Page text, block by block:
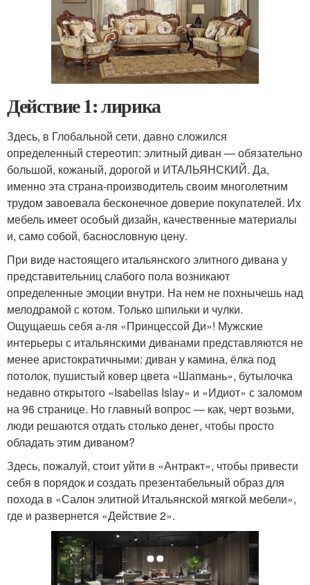
Действие 1: лирика
Здесь, в Глобальной сети, давно сложился
определенный стереотип: элитный диван — обязательно
большой, кожаный, дорогой и ИТАЛЬЯНСКИЙ. Да,
именно эта страна-производитель своим многолетним
трудом завоевала бесконечное доверие покупателей. Их
мебель имеет особый дизайн, качественные материалы
и, само собой, баснословную цену.
При виде настоящего итальянского элитного дивана у
представительниц слабого пола возникают
определенные эмоции внутри. На нем не похнычешь над
мелодрамой с котом. Только шпильки и чулки.
Ощущаешь себя а-ля «Принцессой Ди»! Мужские
интерьеры с итальянскими диванами представляются не
менее аристократичными: диван у камина, ёлка под
потолок, пушистый ковер цвета «Шапмань», бутылочка
недавно открытого «Isabellas Islay» и «Идиот» с заломом
на 96 странице. Но главный вопрос — как, черт возьми,
люди решаются отдать столько денег, чтобы просто
обладать этим диваном?
Здесь, пожалуй, стоит уйти в «Антракт», чтобы привести
себя в порядок и создать презентабельный образ для
похода в «Салон элитной Итальянской мягкой мебели»,
где и развернется «Действие 2».